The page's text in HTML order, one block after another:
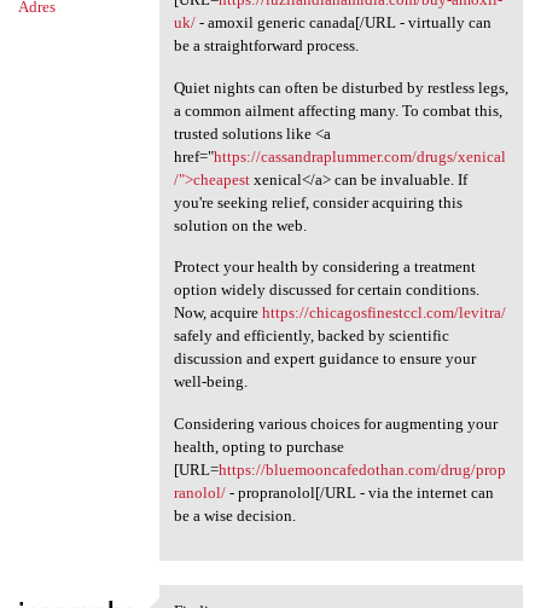
Adres
uk/- amoxil generic canada[/URL - virtually can
be a straightforward process.
Quiet nights can often be disturbed by restless legs,
a common ailment affecting many. To combat this,
trusted solutions like <a
href="https://cassandraplummer.com/drugs/xenical
/">cheapestxenical</a> can be invaluable. If
you're seeking relief, consider acquiring this
solution on the web.
Protect your health by considering a treatment
option widely discussed for certain conditions.
Now, acquire https://chicagosfinestccl.com/levitra/
safely and efficiently, backed by scientific
discussion and expert guidance to ensure your
well-being.
Considering various choices for augmenting your
health, opting to purchase
[URL=https://bluemooncafedothan.com/drug/prop
ranolol/- propranolol[/URL - via the internet can
be a wise decision.